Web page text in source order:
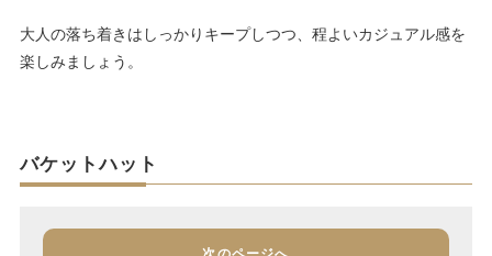
大人の落ち着きはしっかりキープしつつ、程よいカジュアル感を
楽しみましょう。
バケットハット